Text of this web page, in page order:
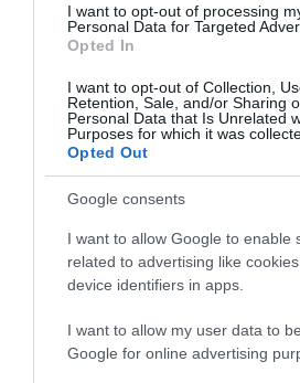
I want to opt-out of processing
Personal Data for Targeted
Opted In
I want to opt-out of Collection,
Retention, Sale, and/or Sharing
Personal Data that Is Unrelated
Purposes for which it was
Opted Out
Google consents
I want to allow Google to enable
related to advertising like
device identifiers in apps.
I want to allow my user data to
Google for online advertising
ΥΠΗΡΕΣΙΕΣ
Συνήγορος του
διαθέτουν
πληρωμής οι
πάροχοι